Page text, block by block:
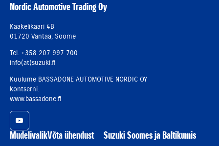
Nordic Automotive Trading Oy
Kaakelikaari 4B
01720 Vantaa, Soome
Tel: +358 207 997 700
info(at)suzuki.fi
Kuulume BASSADONE AUTOMOTIVE NORDIC OY
kontserni.
www.bassadone.fi
YouTube
MudelivalikVõta ühendust Suzuki Soomes ja Baltikumis